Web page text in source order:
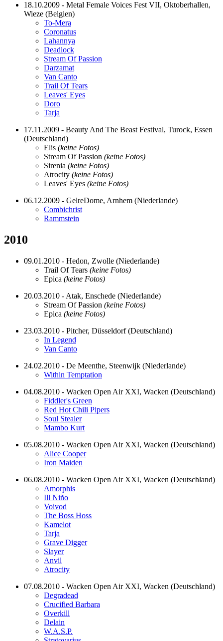
18.10.2009 - Metal Female Voices Fest VII, Oktoberhallen,
Wieze (Belgien)
To-Mera
Coronatus
Lahannya
Deadlock
Stream Of Passion
Darzamat
Van Canto
Trail Of Tears
Leaves' Eyes
Doro
Tarja
17.11.2009 - Beauty And The Beast Festival, Turock, Essen
(Deutschland)
Elis (keine Fotos)
Stream Of Passion (keine Fotos)
Sirenia (keine Fotos)
Atrocity (keine Fotos)
Leaves' Eyes (keine Fotos)
06.12.2009 - GelreDome, Arnhem (Niederlande)
Combichrist
Rammstein
2010
09.01.2010 - Hedon, Zwolle (Niederlande)
Trail Of Tears (keine Fotos)
Epica (keine Fotos)
20.03.2010 - Atak, Enschede (Niederlande)
Stream Of Passion (keine Fotos)
Epica (keine Fotos)
23.03.2010 - Pitcher, Düsseldorf (Deutschland)
In Legend
Van Canto
24.02.2010 - De Meenthe, Steenwijk (Niederlande)
Within Temptation
04.08.2010 - Wacken Open Air XXI, Wacken (Deutschland)
Fiddler's Green
Red Hot Chili Pipers
Soul Stealer
Mambo Kurt
05.08.2010 - Wacken Open Air XXI, Wacken (Deutschland)
Alice Cooper
Iron Maiden
06.08.2010 - Wacken Open Air XXI, Wacken (Deutschland)
Amorphis
Ill Niño
Voivod
The Boss Hoss
Kamelot
Tarja
Grave Digger
Slayer
Anvil
Atrocity
07.08.2010 - Wacken Open Air XXI, Wacken (Deutschland)
Degradead
Crucified Barbara
Overkill
Delain
W.A.S.P.